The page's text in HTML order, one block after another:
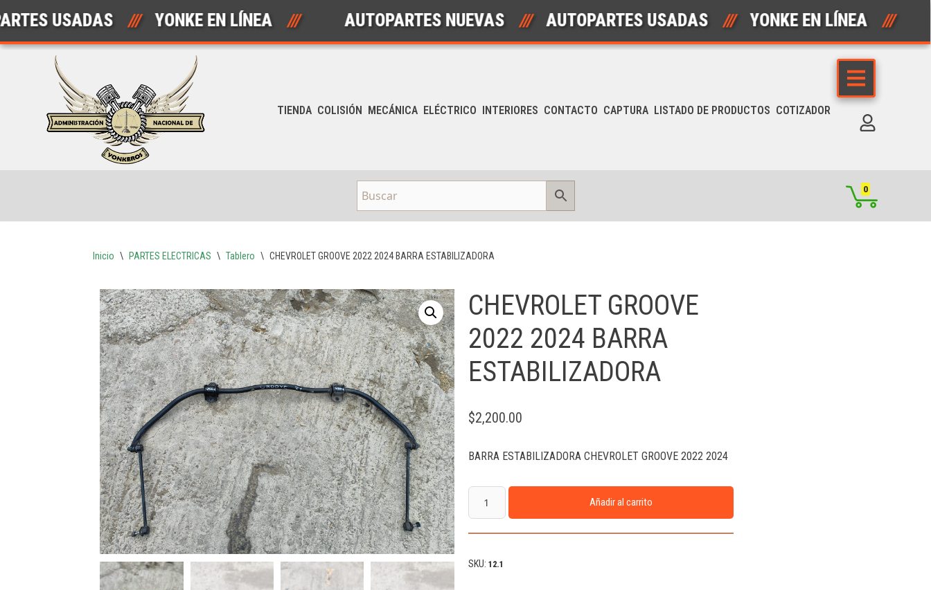
Saltar
USADAS /// YONKE EN LÍNEA /// AUTOPARTES NUEVAS /// AUTOPARTES USADAS /// YONKE EN LÍNEA ///
TIENDA COLISIÓN MECÁNICA ELÉCTRICO INTERIORES CONTACTO CAPTURA LISTADO DE PRODUCTOS COTIZADOR
0
Inicio \ PARTES ELECTRICAS \ Tablero \ CHEVROLET GROOVE 2022 2024 BARRA ESTABILIZADORA
CHEVROLET GROOVE
2022 2024 BARRA
ESTABILIZADORA
$2,200.00
BARRA ESTABILIZADORA CHEVROLET GROOVE 2022 2024
Añadir al carrito
SKU: 12.1